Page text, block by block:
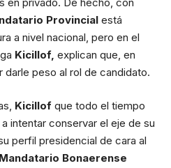
Provincial está
a nivel nacional, pero en el
Kicillof, explican que, en
peso al rol de candidato.
Kicillof que todo el tiempo
intentar conservar el eje de su
perfil presidencial de cara al
Mandatario Bonaerense